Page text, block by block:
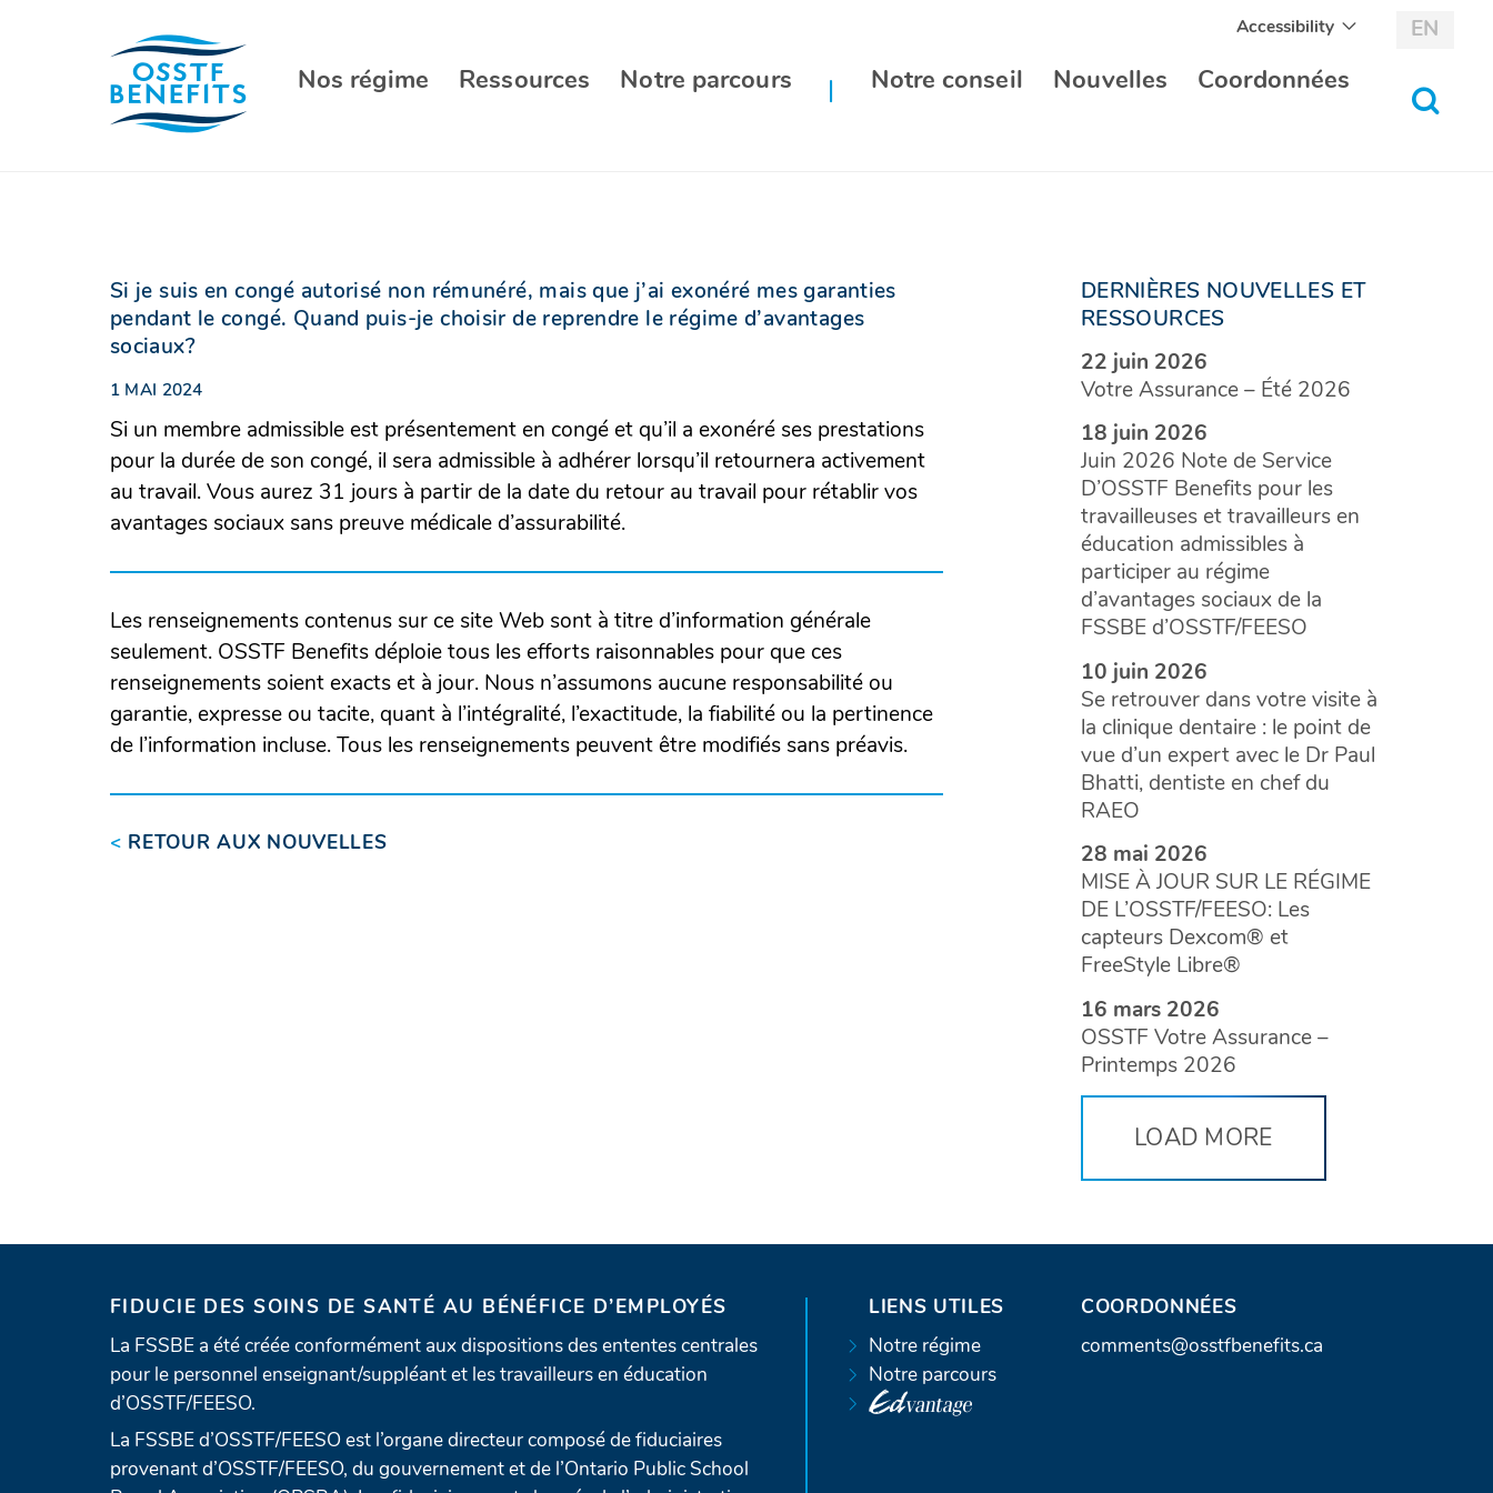
Nos régime Ressources Notre parcours Notre conseil Nouvelles Coordonnées
Accessibility EN
Si je suis en congé autorisé non rémunéré, mais que j’ai exonéré mes garanties
pendant le congé. Quand puis-je choisir de reprendre le régime d’avantages
sociaux?
1 MAI 2024
Si un membre admissible est présentement en congé et qu’il a exonéré ses prestations
pour la durée de son congé, il sera admissible à adhérer lorsqu’il retournera activement
au travail. Vous aurez 31 jours à partir de la date du retour au travail pour rétablir vos
avantages sociaux sans preuve médicale d’assurabilité.
Les renseignements contenus sur ce site Web sont à titre d’information générale
seulement. OSSTF Benefits déploie tous les efforts raisonnables pour que ces
renseignements soient exacts et à jour. Nous n’assumons aucune responsabilité ou
garantie, expresse ou tacite, quant à l’intégralité, l’exactitude, la fiabilité ou la pertinence
de l’information incluse. Tous les renseignements peuvent être modifiés sans préavis.
< RETOUR AUX NOUVELLES
DERNIÈRES NOUVELLES ET
RESSOURCES
22 juin 2026
Votre Assurance – Été 2026
18 juin 2026
Juin 2026 Note de Service
D’OSSTF Benefits pour les
travailleuses et travailleurs en
éducation admissibles à
participer au régime
d’avantages sociaux de la
FSSBE d’OSSTF/FEESO
10 juin 2026
Se retrouver dans votre visite à
la clinique dentaire : le point de
vue d’un expert avec le Dr Paul
Bhatti, dentiste en chef du
RAEO
28 mai 2026
MISE À JOUR SUR LE RÉGIME
DE L’OSSTF/FEESO: Les
capteurs Dexcom® et
FreeStyle Libre®
16 mars 2026
OSSTF Votre Assurance –
Printemps 2026
LOAD MORE
COORDONNÉES
A
comments@osstfbenefits.ca
LIENS UTILES
Notre régime
Notre parcours
FIDUCIE DES SOINS DE SANTÉ AU BÉNÉFICE D’EMPLOYÉS
La FSSBE a été créée conformément aux dispositions des ententes centrales
pour le personnel enseignant/suppléant et les travailleurs en éducation
d’OSSTF/FEESO.
La FSSBE d’OSSTF/FEESO est l’organe directeur composé de fiduciaires
provenant d’OSSTF/FEESO, du gouvernement et de l’Ontario Public School